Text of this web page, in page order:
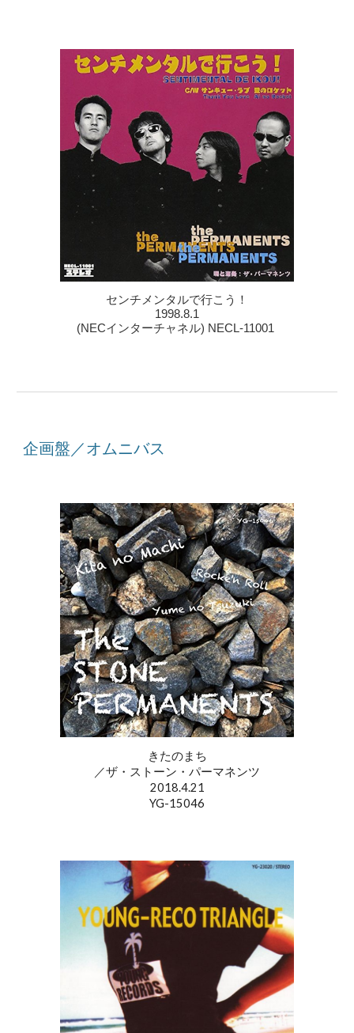
センチメンタルで行こう！
1998.8.1
(NECインターチャネル) NECL-11001
企画盤／オムニバス
きたのまち
／ザ・ストーン・パーマネンツ
2018.4.21
YG-15046